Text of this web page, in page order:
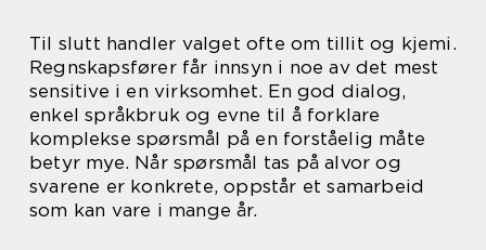
Til slutt handler valget ofte om tillit og kjemi.
Regnskapsfører får innsyn i noe av det mest
sensitive i en virksomhet. En god dialog,
enkel språkbruk og evne til å forklare
komplekse spørsmål på en forståelig måte
betyr mye. Når spørsmål tas på alvor og
svarene er konkrete, oppstår et samarbeid
som kan vare i mange år.